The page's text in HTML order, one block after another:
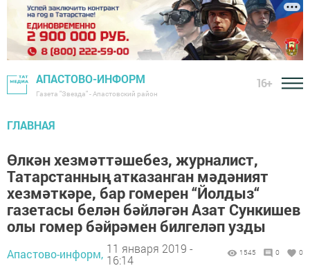
АПАСТОВО-ИНФОРМ
Газета "Звезда" - Апастовский район
16+
ГЛАВНАЯ
Өлкән хезмәттәшебез, журналист,
Татарстанның атказанган мәдәният
хезмәткәре, бар гомерен “Йолдыз“
газетасы белән бәйләгән Азат Сункишев
олы гомер бәйрәмен билгеләп узды
Апастово-информ, 11 января 2019 -
16:14
1545 0 0